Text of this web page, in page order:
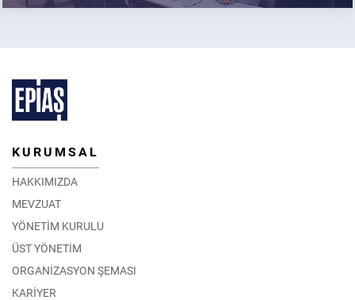
KURUMSAL
HAKKIMIZDA
MEVZUAT
YÖNETİM KURULU
ÜST YÖNETİM
ORGANİZASYON ŞEMASI
KARİYER